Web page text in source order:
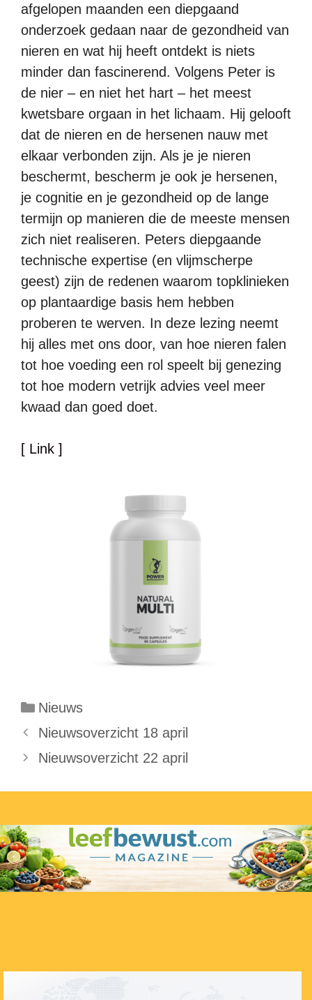
afgelopen maanden een diepgaand
onderzoek gedaan naar de gezondheid van
nieren en wat hij heeft ontdekt is niets
minder dan fascinerend. Volgens Peter is
de nier – en niet het hart – het meest
kwetsbare orgaan in het lichaam. Hij gelooft
dat de nieren en de hersenen nauw met
elkaar verbonden zijn. Als je je nieren
beschermt, bescherm je ook je hersenen,
je cognitie en je gezondheid op de lange
termijn op manieren die de meeste mensen
zich niet realiseren. Peters diepgaande
technische expertise (en vlijmscherpe
geest) zijn de redenen waarom topklinieken
op plantaardige basis hem hebben
proberen te werven. In deze lezing neemt
hij alles met ons door, van hoe nieren falen
tot hoe voeding een rol speelt bij genezing
tot hoe modern vetrijk advies veel meer
kwaad dan goed doet.
[ Link ]
Categorieën
Nieuws
Nieuwsoverzicht 18 april
Nieuwsoverzicht 22 april